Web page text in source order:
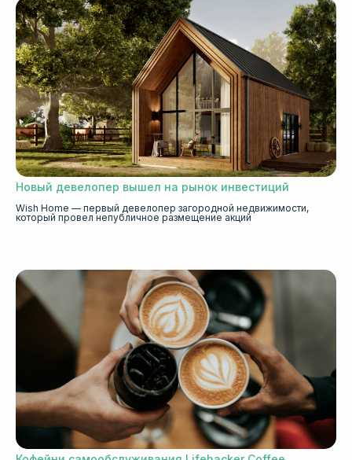
Новый девелопер вышел на рынок инвестиций
Wish Home — первый девелопер загородной недвижимости,
который провел непубличное размещение акций